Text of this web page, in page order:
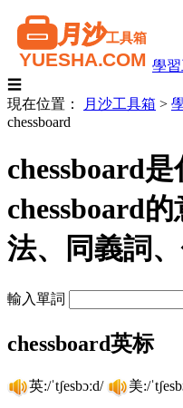
學
☰
現在位置：
月沙工具箱 >
chessboard
chessboard是
chessboard
法、同義詞
輸入單詞
chessboard英标
英:/ˈtʃesbɔːd/ 美:/